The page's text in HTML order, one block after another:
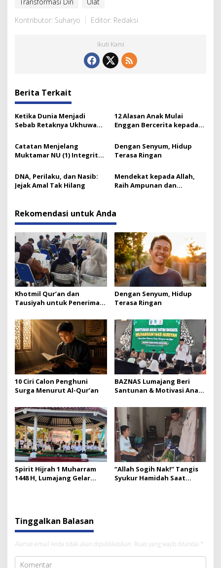
Kontributor: Suharyo
Editor: Redaksi
Ikuti Kami
Berita Terkait
Ketika Dunia Menjadi
Sebab Retaknya Ukhuwah
12 Alasan Anak Mulai
Enggan Bercerita kepada
Catatan Menjelang
Muktamar NU (1) Integritas
Ipul
Dengan Senyum, Hidup
Terasa Ringan
DNA, Perilaku, dan Nasib:
Jejak Amal Tak Hilang
Mendekat kepada Allah,
Raih Ampunan dan
Rekomendasi untuk Anda
Khotmil Qur’an dan
Tausiyah untuk Penerima
Dengan Senyum, Hidup
Terasa Ringan
10 Ciri Calon Penghuni
Surga Menurut Al-Qur’an
BAZNAS Lumajang Beri
Santunan & Motivasi Anak
Spirit Hijrah 1 Muharram
1448 H, Lumajang Gelar
“Allah Sogih Nak!” Tangis
Syukur Hamidah Saat
Tinggalkan Balasan
Alamat email Anda tidak akan dipublikasikan. Ruas yang wajib ditandai *